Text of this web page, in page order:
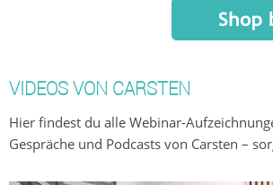
VIDEOS VON CARSTEN
Hier findest du alle Webinar-
Gespräche und Podcasts von Carsten –